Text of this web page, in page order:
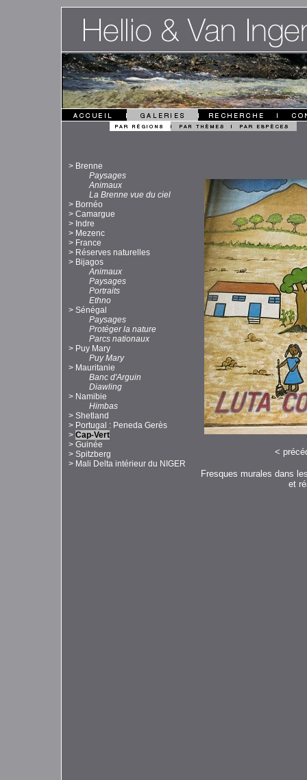
> Brenne
Paysages
Animaux
La Brenne vue du ciel
> Bornéo
> Camargue
> Indre
> Mezenc
> France
> Réserves naturelles
> Bijagos
Animaux
Paysages
Portraits
Ethno
> Sénégal
Paysages
Protéger la nature
Parcs nationaux
> Puy Mary
Puy Mary
> Mauritanie
Banc d'Arguin
Diawling
> Namibie
Himbas
> Shetland
> Portugal : Peneda Gerès
> Cap-Vert
> Guinée
> Spitzberg
> Mali Delta intérieur du NIGER
<
Fresques murales dans
et